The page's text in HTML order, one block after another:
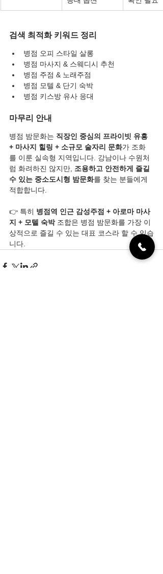
검색 최적화 키워드 정리
병점 오피 스타일 살롱
병점 마사지 & 스웨디시 추천
병점 주점 & 노래주점
병점 모텔 & 단기 숙박
병점 키스방 유사 응대
마무리 안내
병점 밤문화는 직장인 중심의 프라이빗 유흥
+ 마사지 힐링 + 소규모 술자리 문화가 조화
를 이룬 실속형 지역입니다. 강남이나 수원처
럼 화려하진 않지만, 조용하고 안전하게 즐길
수 있는 중소도시형 밤문화를 찾는 분들에게
적합합니다.
👉 특히 병점역 인근 감성주점 + 아로마 마사
지 + 모텔 숙박 조합은 병점 밤문화를 가장 이
상적으로 즐길 수 있는 대표 코스라 할 수 있습
니다.